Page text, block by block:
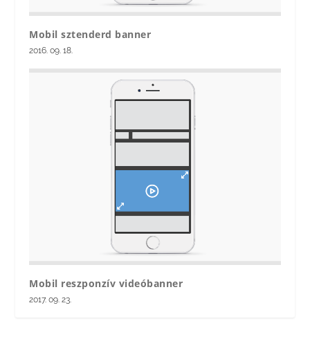
Mobil sztenderd banner
2016. 09. 18.
Mobil reszponzív videóbanner
2017. 09. 23.